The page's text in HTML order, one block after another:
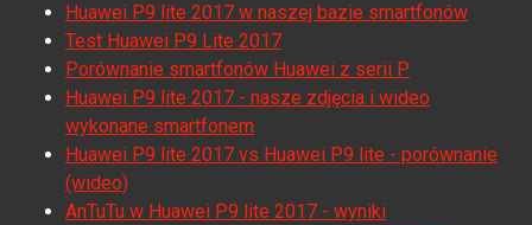
Huawei P9 lite 2017 w naszej bazie smartfonów
Test Huawei P9 Lite 2017
Porównanie smartfonów Huawei z serii P
Huawei P9 lite 2017 - nasze zdjęcia i wideo
wykonane smartfonem
Huawei P9 lite 2017 vs Huawei P9 lite - porównanie
(wideo)
AnTuTu w Huawei P9 lite 2017 - wyniki